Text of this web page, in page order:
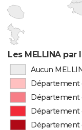
Les MELLINA
Aucun
Département
Département
Département
Département